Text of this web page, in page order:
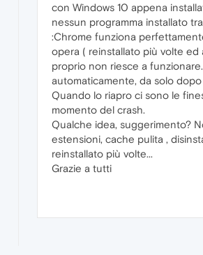
con Windows 10 appena
nessun programma installato
:Chrome funziona
opera ( reinstallato più volte ed
proprio non riesce a
automaticamente, da solo
Quando lo riapro ci sono le
momento del crash.
Qualche idea, suggerimento?
estensioni, cache pulita ,
reinstallato più volte...
Grazie a tutti